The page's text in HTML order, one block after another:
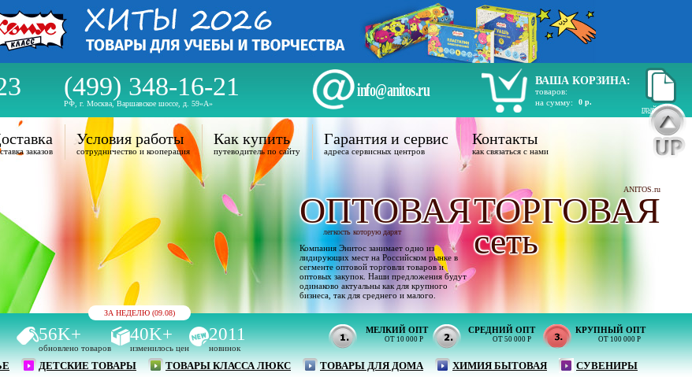
(499) 348-16-21
РФ, г. Москва, Варшавское шоссе, д. 59«А»
info@anitos.ru
ВАША КОРЗИНА:
товаров:
на сумму:
0 р.
прайс лист
ЗА НЕДЕЛЮ (09.08)
56K+
обновлено товаров
40K+
изменилось цен
2011
новинок
МЕЛКИЙ ОПТ
ОТ 10 000 Р
СРЕДНИЙ ОПТ
ОТ 50 000 Р
КРУПНЫЙ ОПТ
ОТ 100 000 Р
ДЕТСКИЕ ТОВАРЫ ТОВАРЫ КЛАССА ЛЮКС ТОВАРЫ ДЛЯ ДОМА ХИМИЯ БЫТОВАЯ СУВЕНИРЫ
заказов
Условия работы
сотрудничество и кооперация
Как купить
путеводитель по сайту
Гарантия и сервис
адреса сервисных центров
Контакты
как связаться с нами
ANITOS.ru
ОПТОВАЯТОРГОВАЯ
легкость которую дарят
Компания Энитос занимает одно из
лидирующих мест на Российском рынке в
сегменте оптовой торговли товаров и
оптовых закупок. Наши предложения будут
одинаково актуальны как для крупного
бизнеса, так для среднего и малого.
сеть